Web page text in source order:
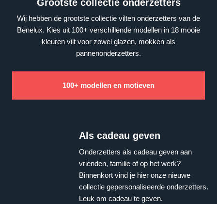
Grootste collectie onderzetters
Wij hebben de grootste collectie vilten onderzetters van de
Benelux. Kies uit 100+ verschillende modellen in 18 mooie
kleuren vilt voor zowel glazen, mokken als
pannenonderzetters.
100+ modellen en motieven
Als cadeau geven
Onderzetters als cadeau geven aan
vrienden, familie of op het werk?
Binnenkort vind je hier onze nieuwe
collectie gepersonaliseerde onderzetters.
Leuk om cadeau te geven.